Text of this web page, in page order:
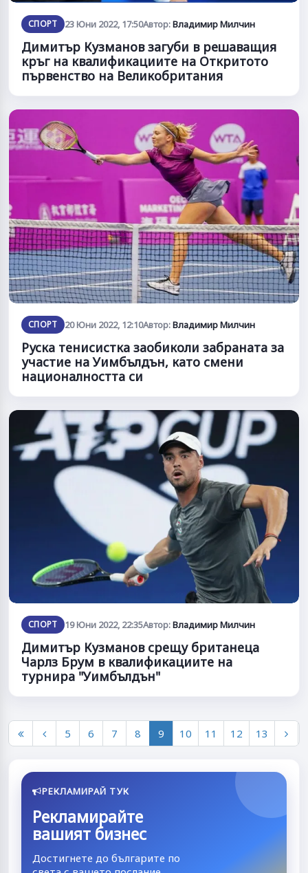
СПОРТ 23 Юни 2022, 17:50Автор:Владимир Милчин
Димитър Кузманов загуби в решаващия
кръг на квалификациите на Откритото
първенство на Великобритания
СПОРТ 20 Юни 2022, 12:10Автор:Владимир Милчин
Руска тенисистка заобиколи забраната за
участие на Уимбълдън, като смени
националността си
СПОРТ 19 Юни 2022, 22:35Автор:Владимир Милчин
Димитър Кузманов срещу британеца
Чарлз Брум в квалификациите на
турнира "Уимбълдън"
5 6 7 8 9 10 11 12 13
РЕКЛАМИРАЙ ТУК
Рекламирайте
вашият бизнес
Достигнете до българите по